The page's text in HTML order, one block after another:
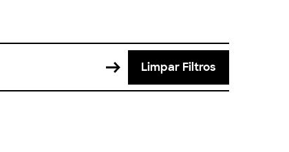
Limpar Filtros